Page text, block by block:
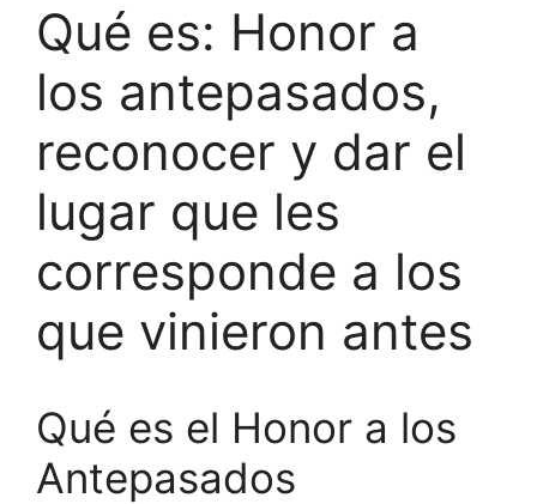
Qué es: Honor a
los antepasados,
reconocer y dar el
lugar que les
corresponde a los
que vinieron antes
Qué es el Honor a los
Antepasados